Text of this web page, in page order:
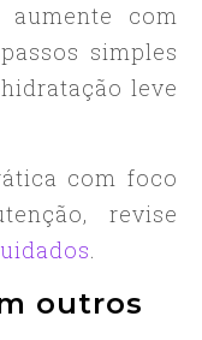
aumente com
simples
leve
com foco
revise
.
outros